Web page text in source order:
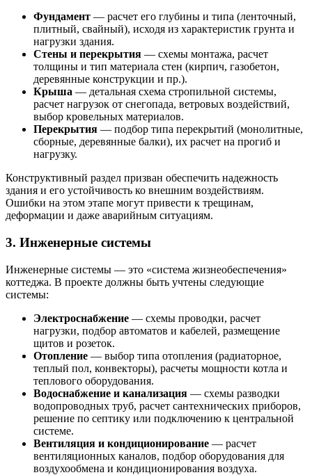
Фундамент — расчет его глубины и типа (ленточный,
плитный, свайный), исходя из характеристик грунта и
нагрузки здания.
Стены и перекрытия — схемы монтажа, расчет
толщины и тип материала стен (кирпич, газобетон,
деревянные конструкции и пр.).
Крыша — детальная схема стропильной системы,
расчет нагрузок от снегопада, ветровых воздействий,
выбор кровельных материалов.
Перекрытия — подбор типа перекрытий (монолитные,
сборные, деревянные балки), их расчет на прогиб и
нагрузку.
Конструктивный раздел призван обеспечить надежность
здания и его устойчивость ко внешним воздействиям.
Ошибки на этом этапе могут привести к трещинам,
деформации и даже аварийным ситуациям.
3. Инженерные системы
Инженерные системы — это «система жизнеобеспечения»
коттеджа. В проекте должны быть учтены следующие
системы:
Электроснабжение — схемы проводки, расчет
нагрузки, подбор автоматов и кабелей, размещение
щитов и розеток.
Отопление — выбор типа отопления (радиаторное,
теплый пол, конвекторы), расчеты мощности котла и
теплового оборудования.
Водоснабжение и канализация — схемы разводки
водопроводных труб, расчет сантехнических приборов,
решение по септику или подключению к центральной
системе.
Вентиляция и кондиционирование — расчет
вентиляционных каналов, подбор оборудования для
воздухообмена и кондиционирования воздуха.